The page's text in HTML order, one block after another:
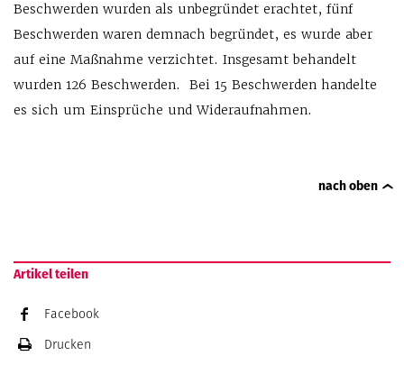
Beschwerden wurden als unbegründet erachtet, fünf
Beschwerden waren demnach begründet, es wurde aber
auf eine Maßnahme verzichtet. Insgesamt behandelt
wurden 126 Beschwerden. Bei 15 Beschwerden handelte
es sich um Einsprüche und Wideraufnahmen.
nach oben
Artikel teilen
Facebook
Drucken